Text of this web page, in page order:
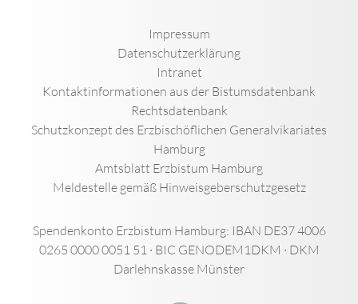
Impressum
Datenschutzerklärung
Intranet
Kontaktinformationen aus der Bistumsdatenbank
Rechtsdatenbank
Schutzkonzept des Erzbischöflichen Generalvikariates
Hamburg
Amtsblatt Erzbistum Hamburg
Meldestelle gemäß Hinweisgeberschutzgesetz
Spendenkonto Erzbistum Hamburg: IBAN DE37 4006
0265 0000 0051 51 · BIC GENODEM1DKM · DKM
Darlehnskasse Münster